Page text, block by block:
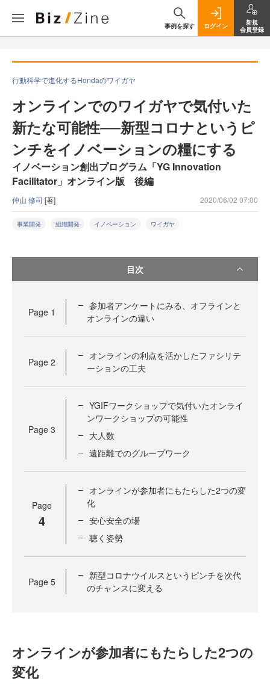
事例を探す ログイン
新規
会員登録
行動科学で進化するHondaのワイガヤ
オンラインでのワイガヤで気付いた
新たな可能性──新型コロナというピ
ンチをイノベーションの糧にする
イノベーション創出プログラム「YG Innovation
Facilitator」オンライン版 後編
仲山 修司 [著] 2020/06/02 07:00
事業開発 組織開発 イノベーション ワイガヤ
目次
Page 1
参加者アンケートにみる、オフラインと
オンラインの違い
Page 2
オンラインの利点を活かしたファシリテ
ーションの工夫
Page 3
YGIFワークショップで気付いたオンライ
ンワークショップの可能性
大人数
遠距離でのグループワーク
Page
4
オンラインが参加者にもたらした2つの変
化
安心安全の場
聴く姿勢
Page 5
新型コロナウイルスというピンチを次代
のチャンスに変える
オンラインが参加者にもたらした2つの
変化